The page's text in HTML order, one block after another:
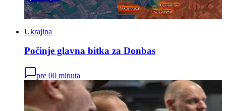
Ukrajina
Počinje glavna bitka za Donbas
pre 00 minuta